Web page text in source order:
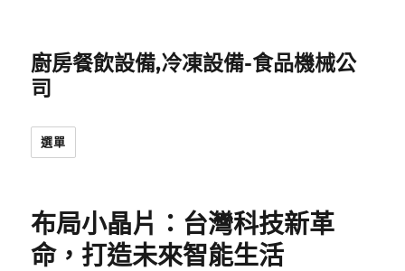
廚房餐飲設備,冷凍設備-食品機械公
司
選單
布局小晶片：台灣科技新革
命，打造未來智能生活